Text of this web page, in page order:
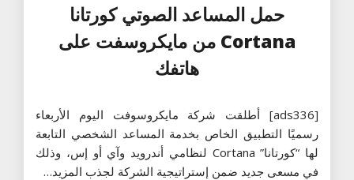
حمل المساعد الصوتي كورتانا
Cortana من مايكروسفت على
هاتفك
[ads336] أطلقت شركة مايكروسوفت اليوم الأربعاء
رسميًا التطبيق الخاص بخدمة المساعد الشخصي التابعة
لها “كورتانا” Cortana لنظامي أندرويد وآي أو إس، وذلك
في مسعى جديد ضمن إستراتيجية الشركة لجذب المزيد…